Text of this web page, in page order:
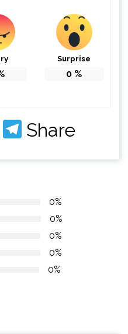
Surprise
0 %
Messenger
Telegram
Share
0%
0%
0%
0%
0%